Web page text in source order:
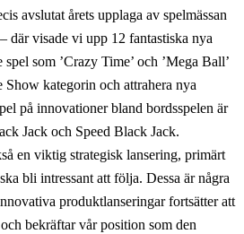
avslutat årets upplaga av spelmässan
där visade vi upp 12 fantastiska nya
som ’Crazy Time’ och ’Mega Ball’
kategorin och attrahera nya
på innovationer bland bordsspelen är
Jack och Speed Black Jack.
en viktig strategisk lansering, primärt
bli intressant att följa. Dessa är några
produktlanseringar fortsätter att
bekräftar vår position som den